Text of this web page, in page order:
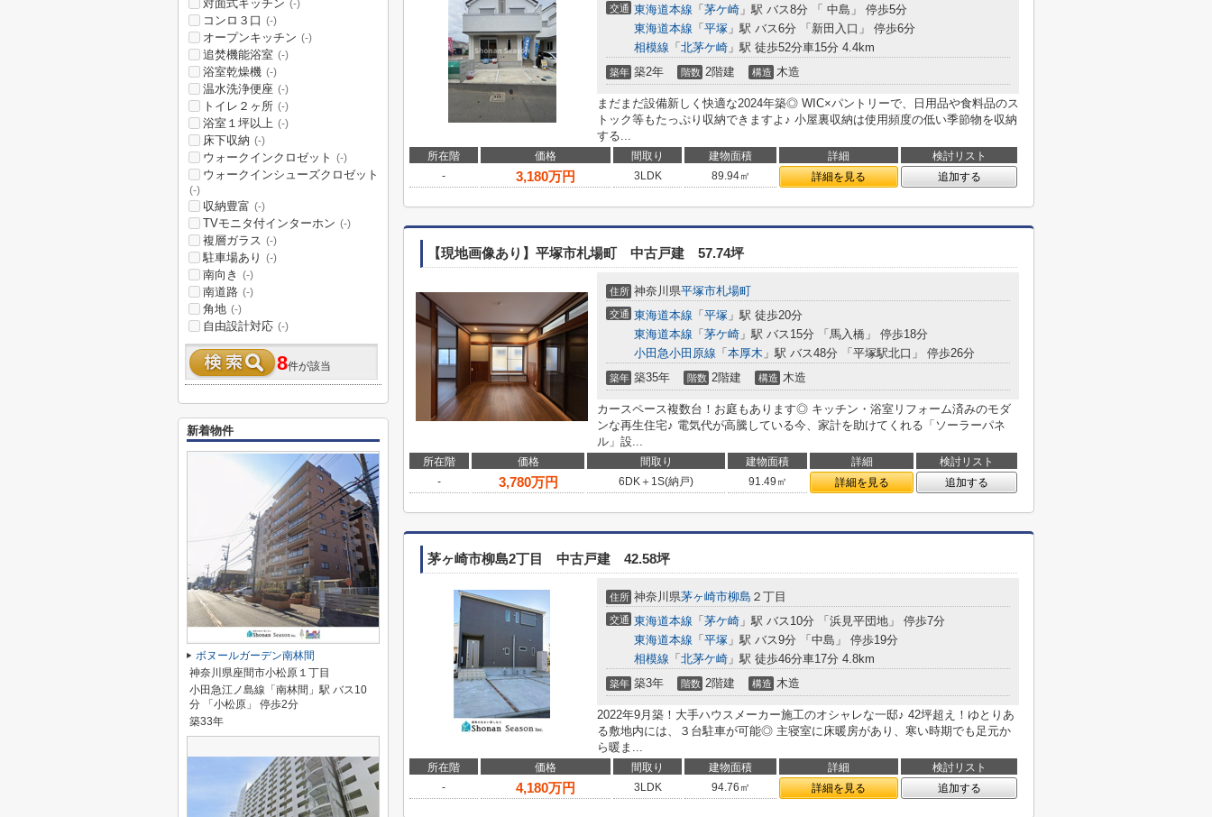
交通 東海道本線 「 茅ケ崎 」駅 バス8分 「 中島」 停歩5分
東海道本線 「 平塚 」駅 バス6分 「新田入口」 停歩6分
相模線 「 北茅ケ崎 」駅 徒歩52分車15分 4.4km
築年 築2年 階数 2階建 構造 木造
まだまだ設備新しく快適な2024年築◎ WIC×パントリーで、日用品や食料品のス
トック等もたっぷり収納できますよ♪ 小屋裏収納は使用頻度の低い季節物を収納
する...
所在階 価格 間取り 建物面積 詳細
検討リスト
-
3,180万円 3LDK 89.94㎡ 詳細を見る 追加する
【現地画像あり】平塚市札場町 中古戸建 57.74坪
住所 神奈川県平塚市札場町
交通 東海道本線 「 平塚 」駅 徒歩20分
東海道本線 「 茅ケ崎 」駅 バス15分 「馬入橋」 停歩18分
小田急小田原線 「 本厚木 」駅 バス48分 「平塚駅北口」 停歩26分
築年 築35年 階数 2階建 構造 木造
カースペース複数台！お庭もあります◎ キッチン・浴室リフォーム済みのモダ
ンな再生住宅♪ 電気代が高騰している今、家計を助けてくれる「ソーラーパネ
ル」設...
所在階 価格 間取り 建物面積 詳細
検討リスト
-
3,780万円 6DK＋1S(納戸) 91.49㎡ 詳細を見る 追加する
茅ヶ崎市柳島2丁目 中古戸建 42.58坪
住所 神奈川県茅ヶ崎市柳島 ２丁目
交通 東海道本線 「 茅ケ崎 」駅 バス10分 「浜見平団地」 停歩7分
東海道本線 「 平塚 」駅 バス9分 「中島」 停歩19分
相模線 「 北茅ケ崎 」駅 徒歩46分車17分 4.8km
築年 築3年 階数 2階建 構造 木造
2022年9月築！大手ハウスメーカー施工のオシャレな一邸♪ 42坪超え！ゆとりあ
る敷地内には、３台駐車が可能◎ 主寝室に床暖房があり、寒い時期でも足元か
ら暖ま...
所在階 価格 間取り 建物面積 詳細
検討リスト
-
4,180万円 3LDK 94.76㎡ 詳細を見る 追加する
対面式キッチン (-)
コンロ３口 (-)
オープンキッチン (-)
追焚機能浴室 (-)
浴室乾燥機 (-)
温水洗浄便座 (-)
トイレ２ヶ所 (-)
浴室１坪以上 (-)
床下収納 (-)
ウォークインクロゼット (-)
ウォークインシューズクロゼット
(-)
収納豊富 (-)
TVモニタ付インターホン (-)
複層ガラス (-)
駐車場あり (-)
南向き (-)
南道路 (-)
角地 (-)
自由設計対応 (-)
8件が該当
新着物件
ボヌールガーデン南林間
神奈川県座間市小松原１丁目
小田急江ノ島線「南林間」駅 バス10
分 「小松原」 停歩2分
築33年